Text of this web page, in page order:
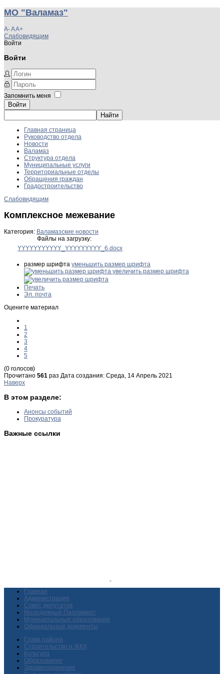
МО "Валамаз"
A-AA+
Слабовидящим
Войти
Войти
Запомнить меня
Войти
Главная страница
Руководство отдела
Новости
Валамаз
Структура отдела
Муниципальные услуги
Территориальные отделы
Обращения граждан
Градостроительство
Слабовидящим
Комплексное межевание
Категория: Валамазские новости
Файлы на загрузку:
YYYYYYYYYYY_YYYYYYYYY_6.docx
размер шрифта уменьшить размер шрифта
увеличить размер шрифта
Печать
Эл. почта
Оцените материал
1
2
3
4
5
(0 голосов)
Прочитано 561 раз Дата создания: Среда, 14 Апрель 2021
Наверх
В этом разделе:
Анонсы событий
Прокуратура
Важные ссылки
Главная
Администрация
Совет депутатов
Молодежный Парламент
Муниципальные образования
Официальные документы
Глава района
Строительство и ЖКХ
Культура
Образование
Здравоохранение